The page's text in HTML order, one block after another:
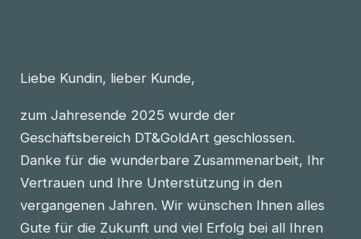
Liebe Kundin, lieber Kunde,
zum Jahresende 2025 wurde der
Geschäftsbereich DT&GoldArt geschlossen.
Danke für die wunderbare Zusammenarbeit, Ihr
Vertrauen und Ihre Unterstützung in den
vergangenen Jahren. Wir wünschen Ihnen alles
Gute für die Zukunft und viel Erfolg bei all Ihren